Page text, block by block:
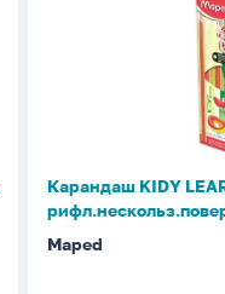
Карандаш KIDY
Maped